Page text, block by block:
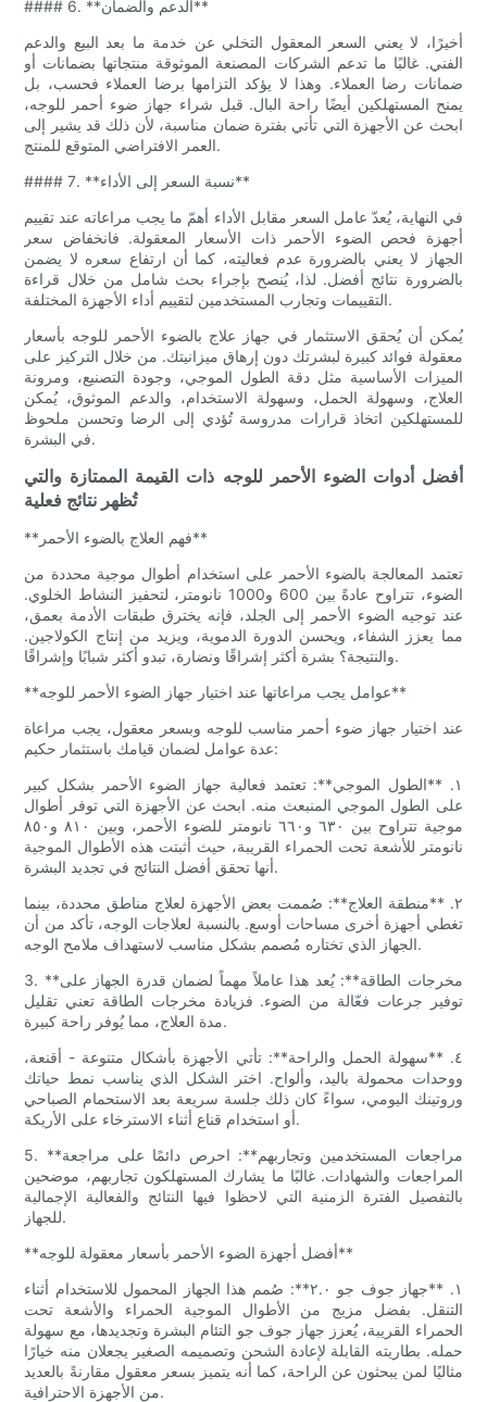
#### 6. **الدعم والضمان**
أخيرًا، لا يعني السعر المعقول التخلي عن خدمة ما بعد البيع والدعم
الفني. غالبًا ما تدعم الشركات المصنعة الموثوقة منتجاتها بضمانات أو
ضمانات رضا العملاء. وهذا لا يؤكد التزامها برضا العملاء فحسب، بل
يمنح المستهلكين أيضًا راحة البال. قبل شراء جهاز ضوء أحمر للوجه،
ابحث عن الأجهزة التي تأتي بفترة ضمان مناسبة، لأن ذلك قد يشير إلى
العمر الافتراضي المتوقع للمنتج.
#### 7. **نسبة السعر إلى الأداء**
في النهاية، يُعدّ عامل السعر مقابل الأداء أهمّ ما يجب مراعاته عند تقييم
أجهزة فحص الضوء الأحمر ذات الأسعار المعقولة. فانخفاض سعر
الجهاز لا يعني بالضرورة عدم فعاليته، كما أن ارتفاع سعره لا يضمن
بالضرورة نتائج أفضل. لذا، يُنصح بإجراء بحث شامل من خلال قراءة
التقييمات وتجارب المستخدمين لتقييم أداء الأجهزة المختلفة.
يُمكن أن يُحقق الاستثمار في جهاز علاج بالضوء الأحمر للوجه بأسعار
معقولة فوائد كبيرة لبشرتك دون إرهاق ميزانيتك. من خلال التركيز على
الميزات الأساسية مثل دقة الطول الموجي، وجودة التصنيع، ومرونة
العلاج، وسهولة الحمل، وسهولة الاستخدام، والدعم الموثوق، يُمكن
للمستهلكين اتخاذ قرارات مدروسة تُؤدي إلى الرضا وتحسن ملحوظ
في البشرة.
أفضل أدوات الضوء الأحمر للوجه ذات القيمة الممتازة والتي
تُظهر نتائج فعلية
**فهم العلاج بالضوء الأحمر**
تعتمد المعالجة بالضوء الأحمر على استخدام أطوال موجية محددة من
الضوء، تتراوح عادةً بين 600 و1000 نانومتر، لتحفيز النشاط الخلوي.
عند توجيه الضوء الأحمر إلى الجلد، فإنه يخترق طبقات الأدمة بعمق،
مما يعزز الشفاء، ويحسن الدورة الدموية، ويزيد من إنتاج الكولاجين.
والنتيجة؟ بشرة أكثر إشراقًا ونضارة، تبدو أكثر شبابًا وإشراقًا.
**عوامل يجب مراعاتها عند اختيار جهاز الضوء الأحمر للوجه**
عند اختيار جهاز ضوء أحمر مناسب للوجه وبسعر معقول، يجب مراعاة
عدة عوامل لضمان قيامك باستثمار حكيم:
١. **الطول الموجي**: تعتمد فعالية جهاز الضوء الأحمر بشكل كبير
على الطول الموجي المنبعث منه. ابحث عن الأجهزة التي توفر أطوال
موجية تتراوح بين ٦٣٠ و٦٦٠ نانومتر للضوء الأحمر، وبين ٨١٠ و٨٥٠
نانومتر للأشعة تحت الحمراء القريبة، حيث أثبتت هذه الأطوال الموجية
أنها تحقق أفضل النتائج في تجديد البشرة.
٢. **منطقة العلاج**: صُممت بعض الأجهزة لعلاج مناطق محددة، بينما
تغطي أجهزة أخرى مساحات أوسع. بالنسبة لعلاجات الوجه، تأكد من أن
الجهاز الذي تختاره مُصمم بشكل مناسب لاستهداف ملامح الوجه.
3. **مخرجات الطاقة**: يُعد هذا عاملاً مهماً لضمان قدرة الجهاز على
توفير جرعات فعّالة من الضوء. فزيادة مخرجات الطاقة تعني تقليل
مدة العلاج، مما يُوفر راحة كبيرة.
٤. **سهولة الحمل والراحة**: تأتي الأجهزة بأشكال متنوعة - أقنعة،
ووحدات محمولة باليد، وألواح. اختر الشكل الذي يناسب نمط حياتك
وروتينك اليومي، سواءً كان ذلك جلسة سريعة بعد الاستحمام الصباحي
أو استخدام قناع أثناء الاسترخاء على الأريكة.
5. **مراجعات المستخدمين وتجاربهم**: احرص دائمًا على مراجعة
المراجعات والشهادات. غالبًا ما يشارك المستهلكون تجاربهم، موضحين
بالتفصيل الفترة الزمنية التي لاحظوا فيها النتائج والفعالية الإجمالية
للجهاز.
**أفضل أجهزة الضوء الأحمر بأسعار معقولة للوجه**
١. **جهاز جوف جو ٢.٠**: صُمم هذا الجهاز المحمول للاستخدام أثناء
التنقل. بفضل مزيج من الأطوال الموجية الحمراء والأشعة تحت
الحمراء القريبة، يُعزز جهاز جوف جو التئام البشرة وتجديدها، مع سهولة
حمله. بطاريته القابلة لإعادة الشحن وتصميمه الصغير يجعلان منه خيارًا
مثاليًا لمن يبحثون عن الراحة، كما أنه يتميز بسعر معقول مقارنةً بالعديد
من الأجهزة الاحترافية.